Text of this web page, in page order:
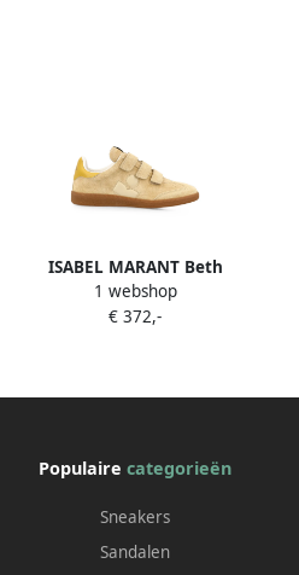
ISABEL MARANT Beth
sneakers met klittenband
Beige
1 webshop
€ 372,-
Populaire categorieën
Sneakers
Sandalen